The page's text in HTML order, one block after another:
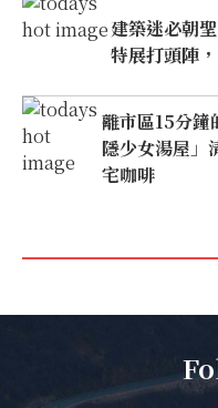
建築迷必朝
特展打頭陣
離市區15分鐘
隱少女湯屋」
宅咖啡